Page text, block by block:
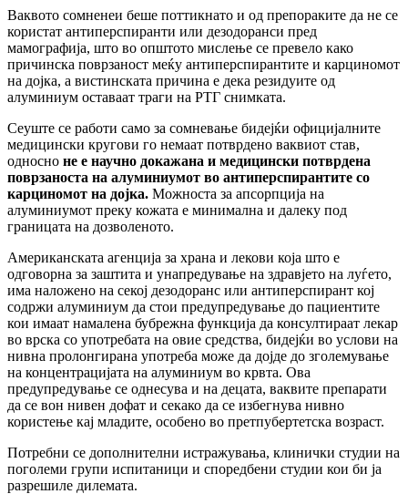
Ваквото сомненеи беше поттикнато и од препораките да не се
користат антиперспиранти или дезодоранси пред
мамографија, што во општото мислење се превело како
причинска поврзаност меќу антиперспирантите и карциномот
на дојка, а вистинската причина е дека резидуите од
алуминиум оставаат траги на РТГ снимката.
Сеуште се работи само за сомневање бидејќи официјалните
медицински кругови го немаат потврдено ваквиот став,
односно не е научно докажана и медицински потврдена
поврзаноста на алуминиумот во антиперспирантите со
карциномот на дојка. Можноста за апсорпција на
алуминиумот преку кожата е минимална и далеку под
границата на дозволеното.
Американската агенција за храна и лекови која што е
одговорна за заштита и унапредување на здравјето на луѓето,
има наложено на секој дезодоранс или антиперспирант кој
содржи алуминиум да стои предупредување до пациентите
кои имаат намалена бубрежна функција да консултираат лекар
во врска со употребата на овие средства, бидејќи во услови на
нивна пролонгирана употреба може да дојде до зголемување
на концентрацијата на алуминиум во крвта. Ова
предупредување се однесува и на децата, ваквите препарати
да се вон нивен дофат и секако да се избегнува нивно
користење кај младите, особено во претпубертетска возраст.
Потребни се дополнителни истражувања, клинички студии на
поголеми групи испитаници и споредбени студии кои би ја
разрешиле дилемата.